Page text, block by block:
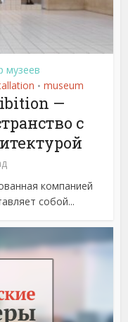
музеев
• museum
—
с
компанией
собой...